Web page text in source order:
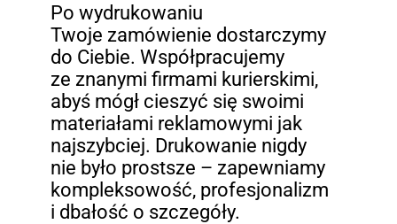
Po wydrukowaniu
Twoje zamówienie dostarczymy
do Ciebie. Współpracujemy
ze znanymi firmami kurierskimi,
abyś mógł cieszyć się swoimi
materiałami reklamowymi jak
najszybciej. Drukowanie nigdy
nie było prostsze – zapewniamy
kompleksowość, profesjonalizm
i dbałość o szczegóły.